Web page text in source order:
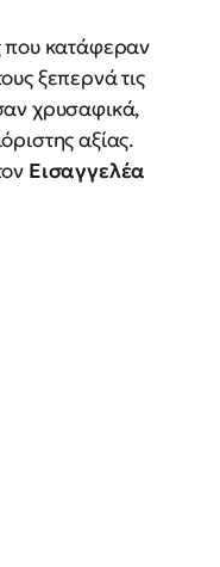
που κατάφεραν
ξεπερνά τις
χρυσαφικά,
αξίας.
Εισαγγελέα